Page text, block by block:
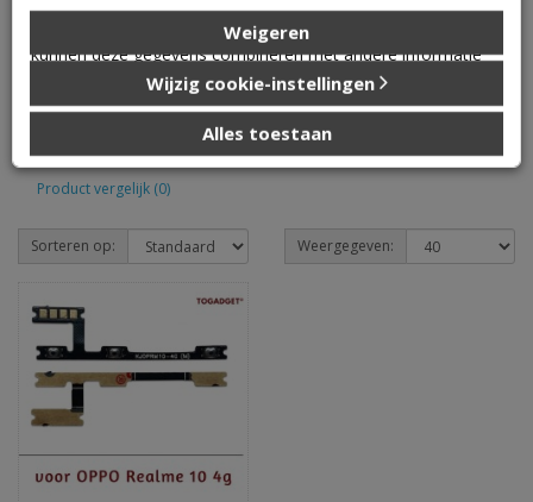
OPPO Oppo Realme 10
Oppo Realme 10
Product vergelijk (0)
Sorteren op: Weergegeven:
voor social media, adverteren en analyse. Deze partners
kunnen deze gegevens combineren met andere informatie
die u aan ze heeft verstrekt of die ze hebben verzameld op
basis van uw gebruik van hun services.
Weigeren
Wijzig cookie-instellingen
Alles toestaan